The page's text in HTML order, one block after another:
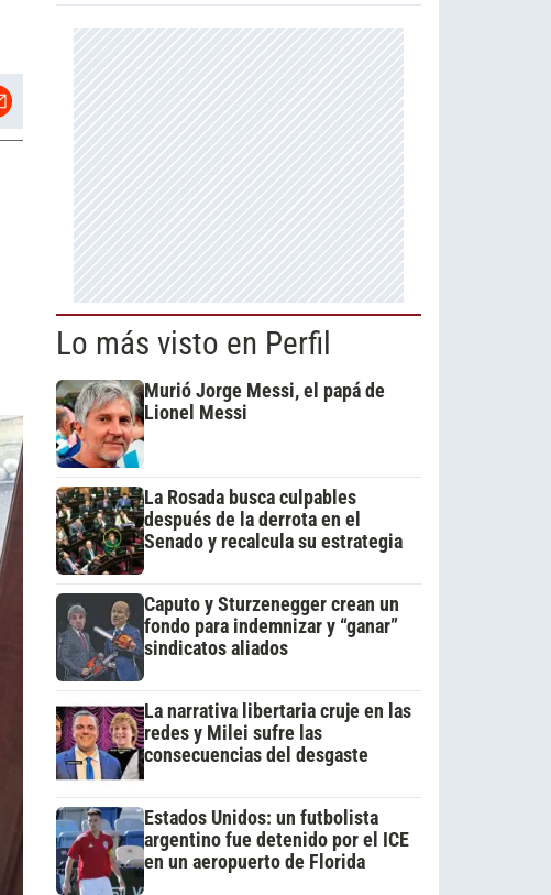
Lo más visto en Perfil
Murió Jorge Messi, el papá de
Lionel Messi
La Rosada busca culpables
después de la derrota en el
Senado y recalcula su estrategia
Caputo y Sturzenegger crean un
fondo para indemnizar y “ganar”
sindicatos aliados
La narrativa libertaria cruje en las
redes y Milei sufre las
consecuencias del desgaste
Estados Unidos: un futbolista
argentino fue detenido por el ICE
en un aeropuerto de Florida